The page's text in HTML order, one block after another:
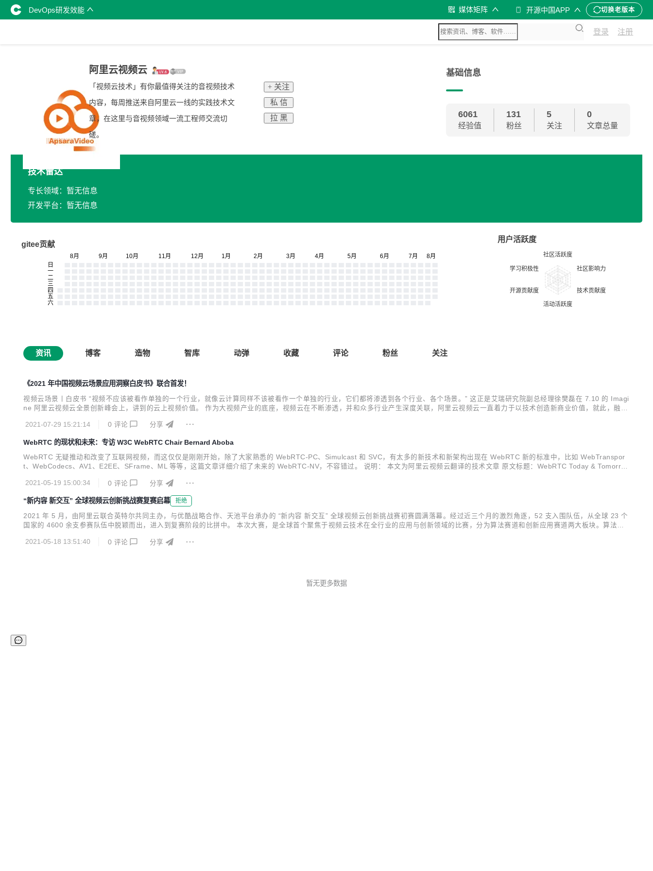
DevOps研发效能 媒体矩阵 开源中国APP 切换老版本
登录 注册
阿里云视频云
「视频云技术」有你最值得关注的音视频技术
内容，每周推送来自阿里云一线的实践技术文
章，在这里与音视频领域一流工程师交流切
磋。
+ 关注
私 信
拉 黑
基础信息
6061
经验值
131
粉丝
5
关注
0
文章总量
技术雷达
专长领域：暂无信息
开发平台：暂无信息
gitee贡献
用户活跃度
资讯 博客 造物 智库 动弹 收藏 评论 粉丝 关注
《2021 年中国视频云场景应用洞察白皮书》联合首发！
视频云场景丨白皮书 “视频不应该被看作单独的一个行业，就像云计算同样不该被看作一个单独的行业，它们都将渗透到各个行业、各个场景。” 这正是艾瑞研究院副总经理徐樊磊在 7.10 的 Imagi
ne 阿里云视频云全景创新峰会上，讲到的云上视频价值。 作为大视频产业的底座，视频云在不断渗透，并和众多行业产生深度关联，阿里云视频云一直着力于以技术创造新商业价值，就此，融合
技术的关键环节，判断未来的发展趋向，而更核心的是，聚焦 ...
2021-07-29 15:21:14 0 评论 分享
WebRTC 的现状和未来：专访 W3C WebRTC Chair Bernard Aboba
WebRTC 无疑推动和改变了互联网视频，而这仅仅是刚刚开始，除了大家熟悉的 WebRTC-PC、Simulcast 和 SVC，有太多的新技术和新架构出现在 WebRTC 新的标准中，比如 WebTranspor
t、WebCodecs、AV1、E2EE、SFrame、ML 等等，这篇文章详细介绍了未来的 WebRTC-NV，不容错过。 说明： 本文为阿里云视频云翻译的技术文章 原文标题：WebRTC Today & Tomorro
2021-05-19 15:00:34
0 评论 分享
“新内容 新交互” 全球视频云创新挑战赛复赛启幕 拒绝
2021 年 5 月，由阿里云联合英特尔共同主办，与优酷战略合作、天池平台承办的 “新内容 新交互” 全球视频云创新挑战赛初赛圆满落幕。经过近三个月的激烈角逐，52 支入围队伍，从全球 23 个
国家的 4600 余支参赛队伍中脱颖而出，进入到复赛阶段的比拼中。 本次大赛，是全球首个聚焦于视频云技术在全行业的应用与创新领域的比赛，分为算法赛道和创新应用赛道两大板块。算法赛
场景。 业界大咖倾力加盟，视频云驱动下一代技术浪潮...
2021-05-18 13:51:40 0 评论 分享
暂无更多数据